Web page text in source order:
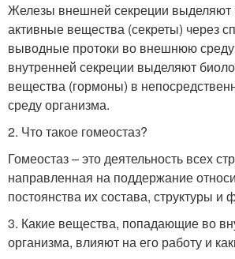
Железы внешней секреции выделяют
активные вещества (секреты) через
выводные протоки во внешнюю
внутренней секреции выделяют
вещества (гормоны) в
среду организма.
2. Что такое гомеостаз?
Гомеостаз – это деятельность всех
направленная на поддержание
постоянства их состава, структуры и
3. Какие вещества, попадающие во
организма, влияют на его работу и